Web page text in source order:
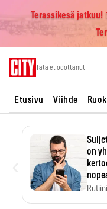
Terassikesä jatkuu!
Tätä et odottanut
Etusivu Viihde
on